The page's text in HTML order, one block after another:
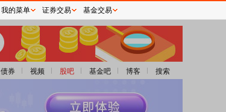
债券 视频 股吧 基金吧 博客 搜索
我的菜单 证券交易 基金交易